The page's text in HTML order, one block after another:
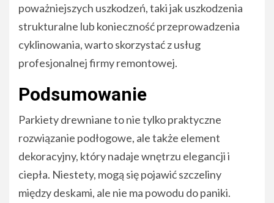
poważniejszych uszkodzeń, taki jak uszkodzenia
strukturalne lub konieczność przeprowadzenia
cyklinowania, warto skorzystać z usług
profesjonalnej firmy remontowej.
Podsumowanie
Parkiety drewniane to nie tylko praktyczne
rozwiązanie podłogowe, ale także element
dekoracyjny, który nadaje wnętrzu elegancji i
ciepła. Niestety, mogą się pojawić szczeliny
między deskami, ale nie ma powodu do paniki.